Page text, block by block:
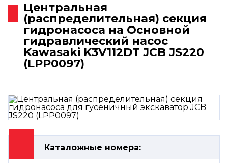
ЦЕНЫ
КОНТАКТЫ
Центральная
(распределительная) секция
гидронасоса на Основной
гидравлический насос
Kawasaki K3V112DT JCB JS220
(LPP0097)
Каталожные номера: